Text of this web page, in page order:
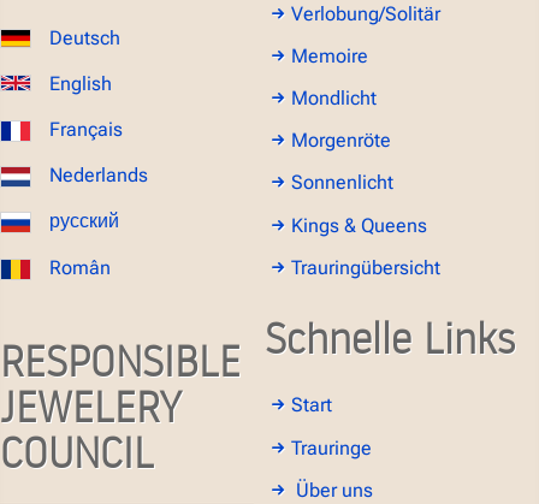
Deutsch
English
Français
Nederlands
русский
Român
RESPONSIBLE
JEWELERY
COUNCIL
Verlobung/Solitär
Memoire
Mondlicht
Morgenröte
Sonnenlicht
Kings & Queens
Trauringübersicht
Schnelle Links
Start
Trauringe
Über uns